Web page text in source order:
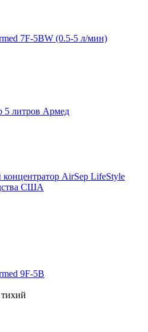
7F-5BW (0.5-5 л/мин)
5 литров Армед
AirSep LifeStyle
США
9F-5B